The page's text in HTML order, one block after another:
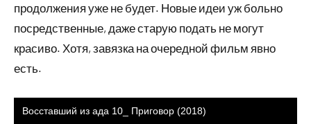
продолжения уже не будет. Новые идеи уж больно
посредственные, даже старую подать не могут
красиво. Хотя, завязка на очередной фильм явно
есть.